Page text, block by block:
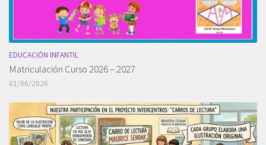
EDUCACIÓN INFANTIL
Matriculación Curso 2026 – 2027
01/06/2026